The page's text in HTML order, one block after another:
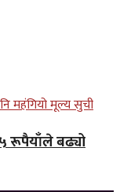
५ रूपैयाँले बढ्यो